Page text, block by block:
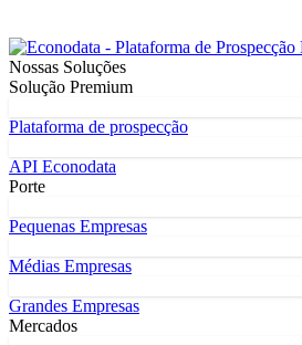
Nossas Soluções
Solução Premium
Plataforma de prospecção
API Econodata
Porte
Pequenas Empresas
Médias Empresas
Grandes Empresas
Mercados